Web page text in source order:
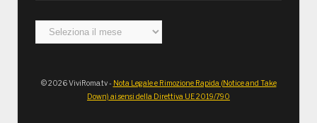
Archivi
© 2026 ViviRoma.tv - Nota Legale e Rimozione Rapida (Notice and Take
Down) ai sensi della Direttiva UE 2019/790